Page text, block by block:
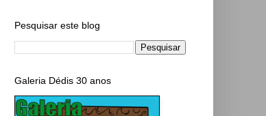
Pesquisar este blog
Galeria Dédis 30 anos